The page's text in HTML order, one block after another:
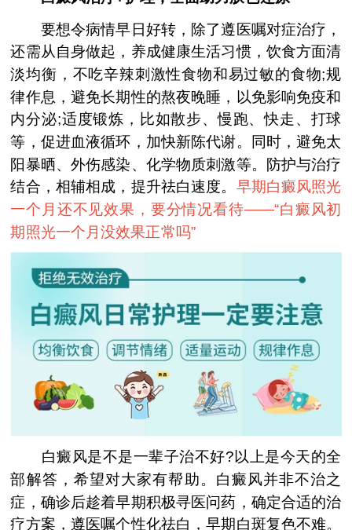
要想令病情早日好转，除了遵医嘱对症治疗，
还需从自身做起，养成健康生活习惯，饮食方面清
淡均衡，不吃辛辣刺激性食物和易过敏的食物;规
律作息，避免长期性的熬夜晚睡，以免影响免疫和
内分泌;适度锻炼，比如散步、慢跑、快走、打球
等，促进血液循环，加快新陈代谢。同时，避免太
阳暴晒、外伤感染、化学物质刺激等。防护与治疗
结合，相辅相成，提升祛白速度。 早期白癜风照光
一个月还不见效果，要分情况看待——“白癜风初
期照光一个月没效果正常吗”
白癜风是不是一辈子治不好?以上是今天的全
部解答，希望对大家有帮助。白癜风并非不治之
症，确诊后趁着早期积极寻医问药，确定合适的治
疗方案，遵医嘱个性化祛白，早期白斑复色不难。